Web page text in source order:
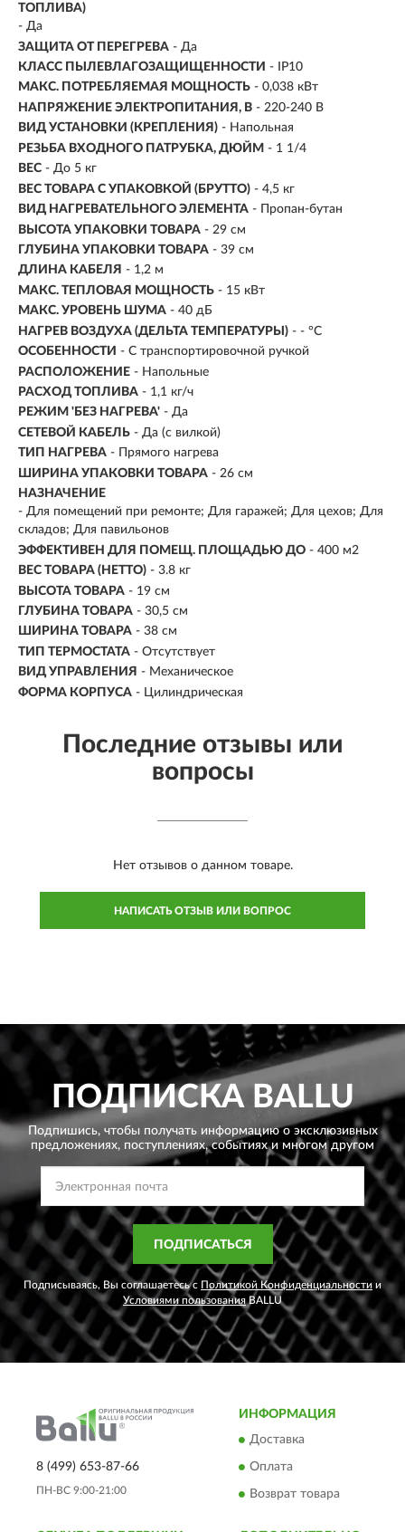
ТОПЛИВА)
- Да
ЗАЩИТА ОТ ПЕРЕГРЕВА - Да
КЛАСС ПЫЛЕВЛАГОЗАЩИЩЕННОСТИ - IP10
МАКС. ПОТРЕБЛЯЕМАЯ МОЩНОСТЬ - 0,038 кВт
НАПРЯЖЕНИЕ ЭЛЕКТРОПИТАНИЯ, В - 220-240 В
ВИД УСТАНОВКИ (КРЕПЛЕНИЯ) - Напольная
РЕЗЬБА ВХОДНОГО ПАТРУБКА, ДЮЙМ - 1 1/4
ВЕС - До 5 кг
ВЕС ТОВАРА С УПАКОВКОЙ (БРУТТО) - 4,5 кг
ВИД НАГРЕВАТЕЛЬНОГО ЭЛЕМЕНТА - Пропан-бутан
ВЫСОТА УПАКОВКИ ТОВАРА - 29 см
ГЛУБИНА УПАКОВКИ ТОВАРА - 39 см
ДЛИНА КАБЕЛЯ - 1,2 м
МАКС. ТЕПЛОВАЯ МОЩНОСТЬ - 15 кВт
МАКС. УРОВЕНЬ ШУМА - 40 дБ
НАГРЕВ ВОЗДУХА (ДЕЛЬТА ТЕМПЕРАТУРЫ) - - °С
ОСОБЕННОСТИ - С транспортировочной ручкой
РАСПОЛОЖЕНИЕ - Напольные
РАСХОД ТОПЛИВА - 1,1 кг/ч
РЕЖИМ 'БЕЗ НАГРЕВА' - Да
СЕТЕВОЙ КАБЕЛЬ - Да (с вилкой)
ТИП НАГРЕВА - Прямого нагрева
ШИРИНА УПАКОВКИ ТОВАРА - 26 см
НАЗНАЧЕНИЕ
- Для помещений при ремонте; Для гаражей; Для цехов; Для
складов; Для павильонов
ЭФФЕКТИВЕН ДЛЯ ПОМЕЩ. ПЛОЩАДЬЮ ДО - 400 м2
ВЕС ТОВАРА (НЕТТО) - 3.8 кг
ВЫСОТА ТОВАРА - 19 см
ГЛУБИНА ТОВАРА - 30,5 см
ШИРИНА ТОВАРА - 38 см
ТИП ТЕРМОСТАТА - Отсутствует
ВИД УПРАВЛЕНИЯ - Механическое
ФОРМА КОРПУСА - Цилиндрическая
Последние отзывы или
вопросы
Нет отзывов о данном товаре.
НАПИСАТЬ ОТЗЫВ ИЛИ ВОПРОС
ПОДПИСКАBALLU
Подпишись, чтобы получать информацию о эксклюзивных
предложениях, поступлениях, событиях и многом другом
ПОДПИСАТЬСЯ
Подписываясь, Вы соглашаетесь с Политикой Конфиденциальности и
Условиями пользованияBALLU
8 (499) 653-87-66
ПН-ВС 9:00-21:00
ИНФОРМАЦИЯ
Доставка
Оплата
Возврат товара